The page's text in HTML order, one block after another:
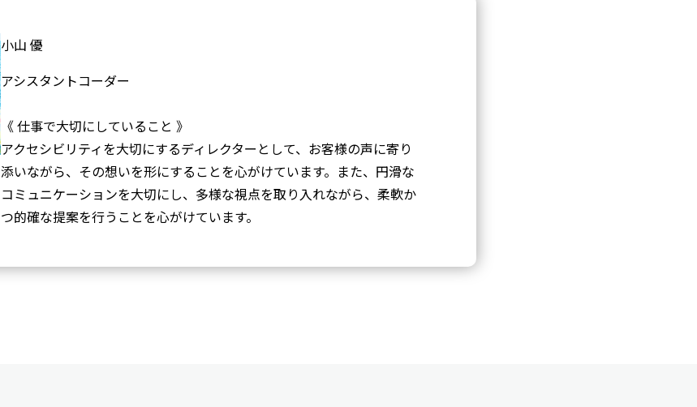
小山 優
アシスタントコーダー
《 仕事で大切にしていること 》
アクセシビリティを大切にするディレクターとして、お客様の声に寄り
添いながら、その想いを形にすることを心がけています。また、円滑な
コミュニケーションを大切にし、多様な視点を取り入れながら、柔軟か
つ的確な提案を行うことを心がけています。